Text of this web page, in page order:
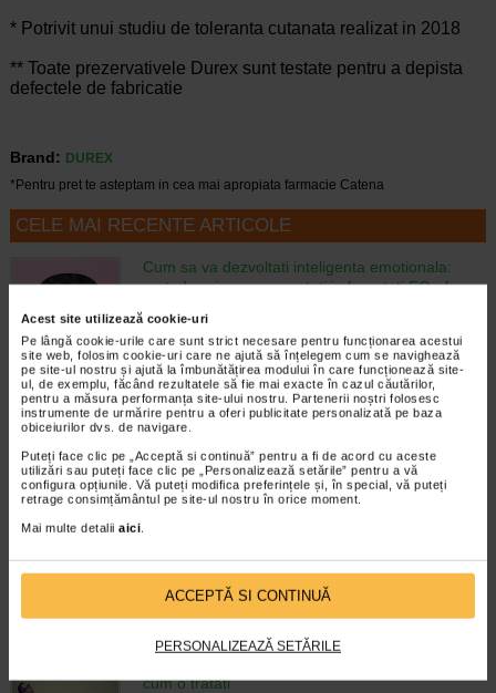
Acest site utilizează cookie-uri
Pe lângă cookie-urile care sunt strict necesare pentru funcționarea acestui
site web, folosim cookie-uri care ne ajută să înțelegem cum se navighează
pe site-ul nostru și ajută la îmbunătățirea modului în care funcționează site-
ul, de exemplu, făcând rezultatele să fie mai exacte în cazul căutărilor,
pentru a măsura performanța site-ului nostru. Partenerii noștri folosesc
instrumente de urmărire pentru a oferi publicitate personalizată pe baza
obiceiurilor dvs. de navigare.
Puteți face clic pe „Acceptă si continuă” pentru a fi de acord cu aceste
utilizări sau puteți face clic pe „Personalizează setările” pentru a vă
configura opțiunile. Vă puteți modifica preferințele și, în special, vă puteți
retrage consimțământul pe site-ul nostru în orice moment.
Mai multe detalii aici.
ACCEPTĂ SI CONTINUĂ
PERSONALIZEAZĂ SETĂRILE
* Potrivit unui studiu de toleranta cutanata realizat in 2018
** Toate prezervativele Durex sunt testate pentru a depista
defectele de fabricatie
Brand:
DUREX
*Pentru pret te asteptam in cea mai apropiata farmacie Catena
CELE MAI RECENTE ARTICOLE
Cum sa va dezvoltati inteligenta emotionala:
metode prin care va puteti imbunatati EQ-ul
Inteligenta emotionala (EQ) se refera la
capacitatea de a identifica si gestiona
propriile emotii, precum si emotiile celorlalti.
In general, se spune ca inteligenta
emotionala cuprinde cateva abilitati:…
Enurezis: cauze, factori declansatori si solutii
Sistem urinar
pierderea accidentala de urina, de obicei in
atat in randul copiilor, cat si al adultilor.
Enurezisul este considerat…
cum o tratati